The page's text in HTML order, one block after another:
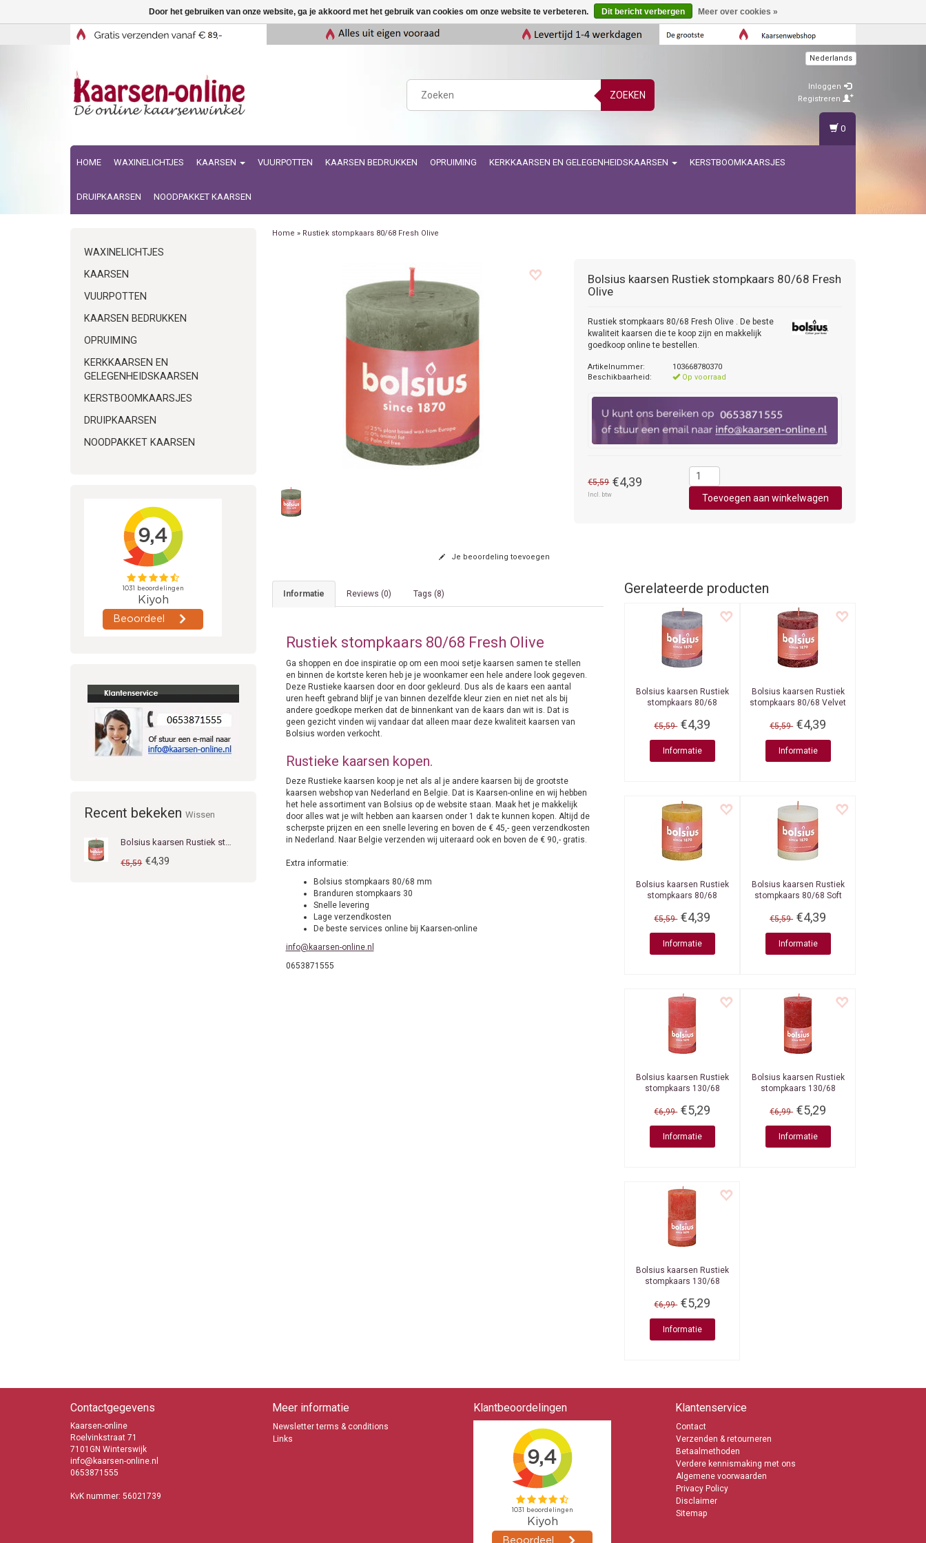
ZOEKEN
Nederlands
Inloggen
Registreren
HOME WAXINELICHTJES KAARSEN VUURPOTTEN KAARSEN BEDRUKKEN OPRUIMING KERKKAARSEN EN GELEGENHEIDSKAARSEN KERSTBOOMKAARSJES
DRUIPKAARSEN NOODPAKKET KAARSEN
0
WAXINELICHTJES
KAARSEN
VUURPOTTEN
KAARSEN BEDRUKKEN
OPRUIMING
KERKKAARSEN EN
GELEGENHEIDSKAARSEN
KERSTBOOMKAARSJES
DRUIPKAARSEN
NOODPAKKET KAARSEN
Recent bekeken Wissen
Bolsius kaarsen Rustiek stompkaars 80/68 Fresh Olive
€5,59 €4,39
Home » Rustiek stompkaars 80/68 Fresh Olive
Bolsius kaarsen Rustiek stompkaars 80/68 Fresh
Olive
Rustiek stompkaars 80/68 Fresh Olive . De beste
kwaliteit kaarsen die te koop zijn en makkelijk
goedkoop online te bestellen.
Artikelnummer:
103668780370
Beschikbaarheid:
Op voorraad
€5,59 €4,39
Incl. btw
Je beoordeling toevoegen
Informatie Reviews (0) Tags (8)
Rustiek stompkaars 80/68 Fresh Olive
Ga shoppen en doe inspiratie op om een mooi setje kaarsen samen te stellen
en binnen de kortste keren heb je je woonkamer een hele andere look gegeven.
Deze Rustieke kaarsen door en door gekleurd. Dus als de kaars een aantal
uren heeft gebrand blijf je van binnen dezelfde kleur zien en niet net als bij
andere goedkope merken dat de binnenkant van de kaars dan wit is. Dat is
geen gezicht vinden wij vandaar dat alleen maar deze kwaliteit kaarsen van
Bolsius worden verkocht.
Rustieke kaarsen kopen.
Deze Rustieke kaarsen koop je net als al je andere kaarsen bij de grootste
kaarsen webshop van Nederland en Belgie. Dat is Kaarsen-online en wij hebben
het hele assortiment van Bolsius op de website staan. Maak het je makkelijk
door alles wat je wilt hebben aan kaarsen onder 1 dak te kunnen kopen. Altijd de
scherpste prijzen en een snelle levering en boven de € 45,- geen verzendkosten
in Nederland. Naar Belgie verzenden wij uiteraard ook en boven de € 90,- gratis.
Extra informatie:
Bolsius stompkaars 80/68 mm
Branduren stompkaars 30
Snelle levering
Lage verzendkosten
De beste services online bij Kaarsen-online
info@kaarsen-online.nl
0653871555
Gerelateerde producten
Bolsius kaarsen Rustiek
stompkaars 80/68
€5,59 €4,39
Informatie
Bolsius kaarsen Rustiek
stompkaars 80/68 Velvet
€5,59 €4,39
Informatie
Bolsius kaarsen Rustiek
stompkaars 80/68
€5,59 €4,39
Informatie
Bolsius kaarsen Rustiek
stompkaars 80/68 Soft
€5,59 €4,39
Informatie
Bolsius kaarsen Rustiek
stompkaars 130/68
€6,99 €5,29
Informatie
Bolsius kaarsen Rustiek
stompkaars 130/68
€6,99 €5,29
Informatie
Bolsius kaarsen Rustiek
stompkaars 130/68
€6,99 €5,29
Informatie
Contactgegevens
Kaarsen-online
Roelvinkstraat 71
7101GN Winterswijk
info@kaarsen-online.nl
0653871555
KvK nummer: 56021739
Meer informatie
Newsletter terms & conditions
Links
Klantbeoordelingen Klantenservice
Contact
Verzenden & retourneren
Betaalmethoden
Verdere kennismaking met ons
Algemene voorwaarden
Privacy Policy
Disclaimer
Sitemap
Door het gebruiken van onze website, ga je akkoord met het gebruik van cookies om onze website te verbeteren. Dit bericht verbergen Meer over cookies »